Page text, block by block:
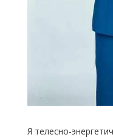
Я телесно-